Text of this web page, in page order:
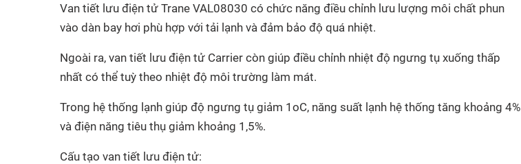
Van tiết lưu điện tử Trane VAL08030 có chức năng điều chỉnh lưu lượng môi chất phun
vào dàn bay hơi phù hợp với tải lạnh và đảm bảo độ quá nhiệt.
Ngoài ra, van tiết lưu điện tử Carrier còn giúp điều chỉnh nhiệt độ ngưng tụ xuống thấp
nhất có thể tuỳ theo nhiệt độ môi trường làm mát.
Trong hệ thống lạnh giúp độ ngưng tụ giảm 1oC, năng suất lạnh hệ thống tăng khoảng 4%
và điện năng tiêu thụ giảm khoảng 1,5%.
Cấu tạo van tiết lưu điện tử: